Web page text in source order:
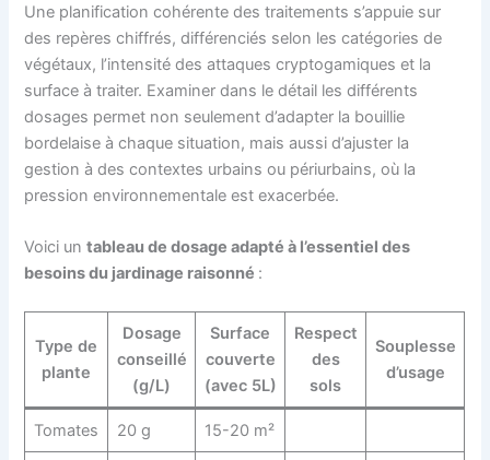
Une planification cohérente des traitements s’appuie sur
des repères chiffrés, différenciés selon les catégories de
végétaux, l’intensité des attaques cryptogamiques et la
surface à traiter. Examiner dans le détail les différents
dosages permet non seulement d’adapter la bouillie
bordelaise à chaque situation, mais aussi d’ajuster la
gestion à des contextes urbains ou périurbains, où la
pression environnementale est exacerbée.
Voici untableau de dosage adapté à l’essentiel des
besoins du jardinage raisonné :
Type de
plante
Dosage
conseillé
(g/L)
Surface
couverte
(avec 5L)
Respect
des
sols
Souplesse
d’usage
Tomates 20 g 15-20 m²